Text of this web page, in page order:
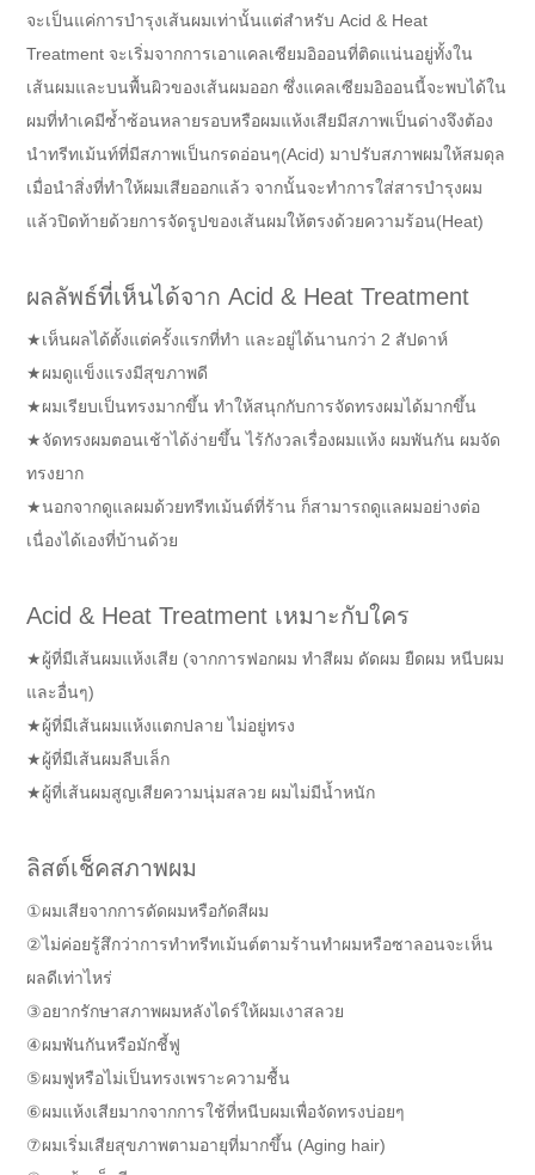
จะเป็นแค่การบำรุงเส้นผมเท่านั้นแต่สำหรับ Acid & Heat
Treatment จะเริ่มจากการเอาแคลเซียมอิออนที่ติดแน่นอยู่ทั้งใน
เส้นผมและบนพื้นผิวของเส้นผมออก ซึ่งแคลเซียมอิออนนี้จะพบได้ใน
ผมที่ทำเคมีซ้ำซ้อนหลายรอบหรือผมแห้งเสียมีสภาพเป็นด่างจึงต้อง
นำทรีทเม้นท์ที่มีสภาพเป็นกรดอ่อนๆ(Acid) มาปรับสภาพผมให้สมดุล
เมื่อนำสิ่งที่ทำให้ผมเสียออกแล้ว จากนั้นจะทำการใส่สารบำรุงผม
แล้วปิดท้ายด้วยการจัดรูปของเส้นผมให้ตรงด้วยความร้อน(Heat)
ผลลัพธ์ที่เห็นได้จาก Acid & Heat Treatment
★เห็นผลได้ตั้งแต่ครั้งแรกที่ทำ และอยู่ได้นานกว่า 2 สัปดาห์
★ผมดูแข็งแรงมีสุขภาพดี
★ผมเรียบเป็นทรงมากขึ้น ทำให้สนุกกับการจัดทรงผมได้มากขึ้น
★จัดทรงผมตอนเช้าได้ง่ายขึ้น ไร้กังวลเรื่องผมแห้ง ผมพันกัน ผมจัด
ทรงยาก
★นอกจากดูแลผมด้วยทรีทเม้นต์ที่ร้าน ก็สามารถดูแลผมอย่างต่อ
เนื่องได้เองที่บ้านด้วย
Acid & Heat Treatment เหมาะกับใคร
★ผู้ที่มีเส้นผมแห้งเสีย (จากการฟอกผม ทำสีผม ดัดผม ยืดผม หนีบผม
และอื่นๆ)
★ผู้ที่มีเส้นผมแห้งแตกปลาย ไม่อยู่ทรง
★ผู้ที่มีเส้นผมลีบเล็ก
★ผู้ที่เส้นผมสูญเสียความนุ่มสลวย ผมไม่มีน้ำหนัก
ลิสต์เช็คสภาพผม
①ผมเสียจากการดัดผมหรือกัดสีผม
②ไม่ค่อยรู้สึกว่าการทำทรีทเม้นต์ตามร้านทำผมหรือซาลอนจะเห็น
ผลดีเท่าไหร่
③อยากรักษาสภาพผมหลังไดร์ให้ผมเงาสลวย
④ผมพันกันหรือมักชี้ฟู
⑤ผมฟูหรือไม่เป็นทรงเพราะความชื้น
⑥ผมแห้งเสียมากจากการใช้ที่หนีบผมเพื่อจัดทรงบ่อยๆ
⑦ผมเริ่มเสียสุขภาพตามอายุที่มากขึ้น (Aging hair)